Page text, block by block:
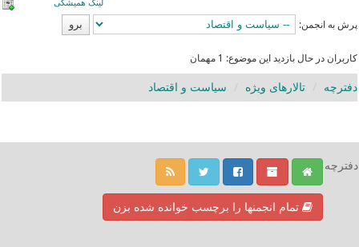
لینک همیشگی
پرش به انجمن:
کاربران در حال بازدید این موضوع: 1 مهمان
دفترچه تالارهای ویژه سیاست و اقتصاد
دفترچه
تمام انجمنها را برچسب خوانده شده بزن